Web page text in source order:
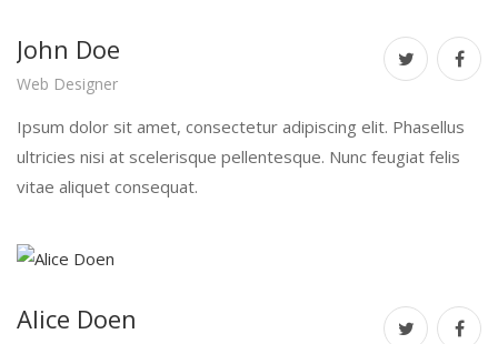
John Doe
Web Designer
Ipsum dolor sit amet, consectetur adipiscing elit. Phasellus
ultricies nisi at scelerisque pellentesque. Nunc feugiat felis
vitae aliquet consequat.
Alice Doen